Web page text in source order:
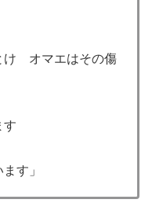
け オマエはその傷
す
す」